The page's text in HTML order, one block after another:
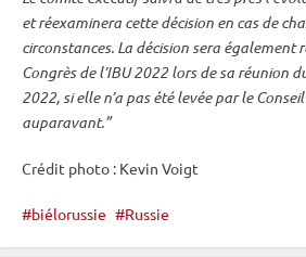
et réexaminera cette décision en cas de
circonstances. La décision sera également
Congrès de l’IBU2022 lors de sa réunion
2022, si elle n’a pas été levée par le
auparavant.”
Crédit photo : Kevin Voigt
biélorussie Russie